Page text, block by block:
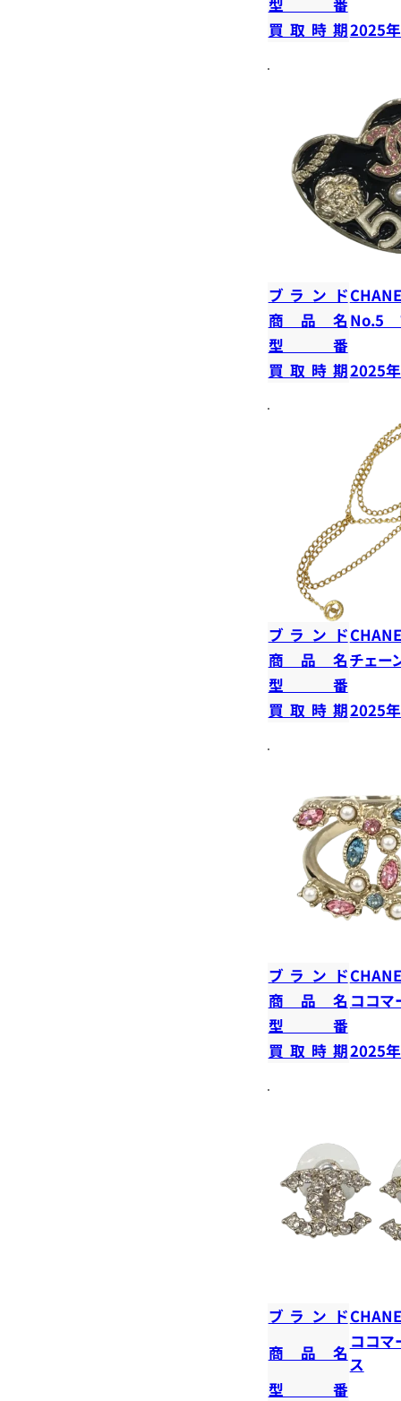
型番
買取時期2025
ブランド
商品名 No.5
型番
買取時期2025
ブランド
商品名チェー
型番
買取時期2025
ブランド
商品名 ココ
型番
買取時期2025
ブランド
商品名
ココ
ス
型番